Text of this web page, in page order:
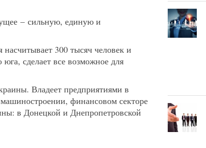
– сильную, единую и
300 тысяч человек и
юга, сделает все возможное для
Владеет предприятиями в
финансовом секторе
в Донецкой и Днепропетровской